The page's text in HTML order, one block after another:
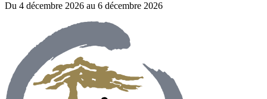
Du 4 décembre 2026 au 6 décembre 2026